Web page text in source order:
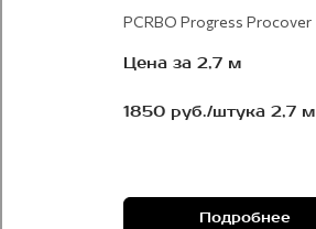
PCRBO Progress Procover
Цена за 2,7 м
1850 руб./штука 2,7 м
Подробнее